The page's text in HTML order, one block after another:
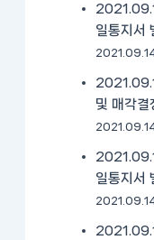
일통지서
및 매각결
일통지서